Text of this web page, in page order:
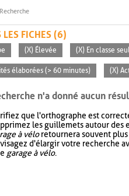
Recherche
LES FICHES (6)
(X) Élevée (X) En classe
élaborées (> 60 minutes) (X)
n'a donné aucun
que l'orthographe est
les guillemets autour des
à véloretournera souvent
d'élargir votre recherche
garage à vélo.